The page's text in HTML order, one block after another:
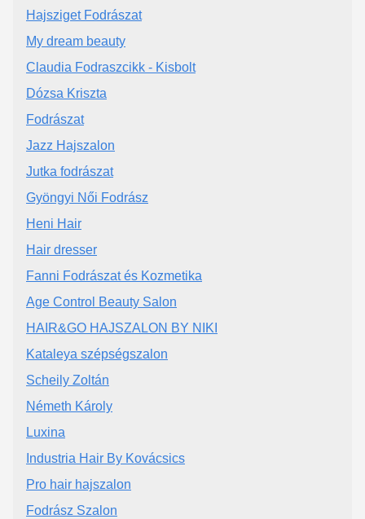
Hajsziget Fodrászat
My dream beauty
Claudia Fodraszcikk - Kisbolt
Dózsa Kriszta
Fodrászat
Jazz Hajszalon
Jutka fodrászat
Gyöngyi Női Fodrász
Heni Hair
Hair dresser
Fanni Fodrászat és Kozmetika
Age Control Beauty Salon
HAIR&GO HAJSZALON BY NIKI
Kataleya szépségszalon
Scheily Zoltán
Németh Károly
Luxina
Industria Hair By Kovácsics
Pro hair hajszalon
Fodrász Szalon